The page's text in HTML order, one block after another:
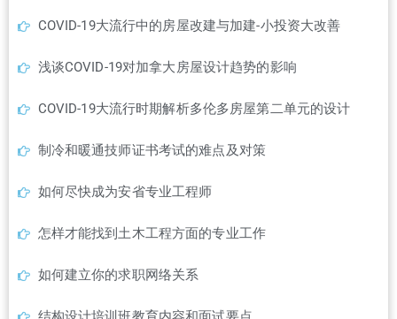
COVID-19大流行中的房屋改建与加建-小投资大改善
浅谈COVID-19对加拿大房屋设计趋势的影响
COVID-19大流行时期解析多伦多房屋第二单元的设计
制冷和暖通技师证书考试的难点及对策
如何尽快成为安省专业工程师
怎样才能找到土木工程方面的专业工作
如何建立你的求职网络关系